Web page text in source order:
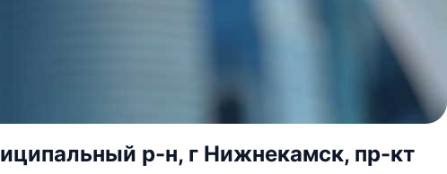
р-н, г Нижнекамск, пр-кт